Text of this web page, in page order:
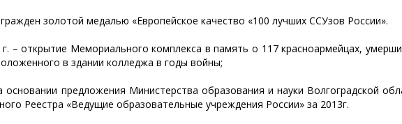
золотой медалью «Европейское качество «100 лучших ССУзов России».
– открытие Мемориального комплекса в память о 117 красноармейцах,
в здании колледжа в годы войны;
основании предложения Министерства образования и науки Волгоградской
Реестра «Ведущие образовательные учреждения России» за 2013г.